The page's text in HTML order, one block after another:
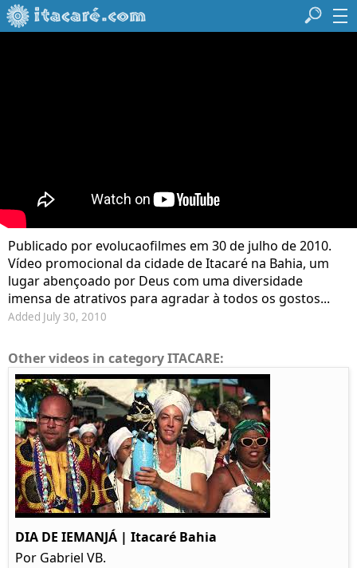
Publicado por evolucaofilmes em 30 de julho de 2010.
Vídeo promocional da cidade de Itacaré na Bahia, um
lugar abençoado por Deus com uma diversidade
imensa de atrativos para agradar à todos os gostos...
Added July 30, 2010
Other videos in category ITACARE:
DIA DE IEMANJÁ | Itacaré Bahia
Por Gabriel VB.